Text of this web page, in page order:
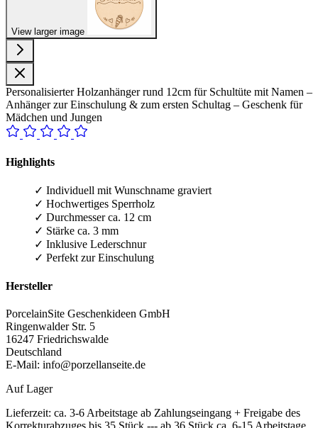
View larger image
Personalisierter Holzanhänger rund 12cm für Schultüte mit Namen –
Anhänger zur Einschulung & zum ersten Schultag – Geschenk für
Mädchen und Jungen
Highlights
✓ Individuell mit Wunschname graviert
✓ Hochwertiges Sperrholz
✓ Durchmesser ca. 12 cm
✓ Stärke ca. 3 mm
✓ Inklusive Lederschnur
✓ Perfekt zur Einschulung
Hersteller
PorcelainSite Geschenkideen GmbH
Ringenwalder Str. 5
16247 Friedrichswalde
Deutschland
E-Mail: info@porzellanseite.de
Auf Lager
Lieferzeit: ca. 3-6 Arbeitstage ab Zahlungseingang + Freigabe des
Korrekturabzuges bis 35 Stück --- ab 36 Stück ca. 6-15 Arbeitstage